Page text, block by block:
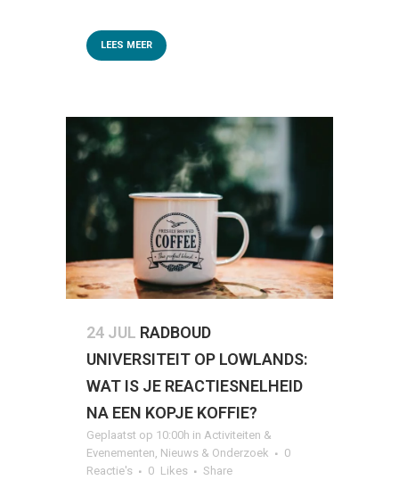
LEES MEER
24 JUL RADBOUD
UNIVERSITEIT OP LOWLANDS:
WAT IS JE REACTIESNELHEID
NA EEN KOPJE KOFFIE?
Geplaatst op 10:00h in Activiteiten &
Evenementen, Nieuws & Onderzoek
0
Reactie's
0 Likes Share